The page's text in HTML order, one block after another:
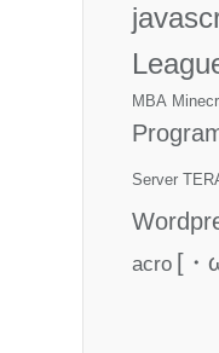
MBA
Server
acro [・